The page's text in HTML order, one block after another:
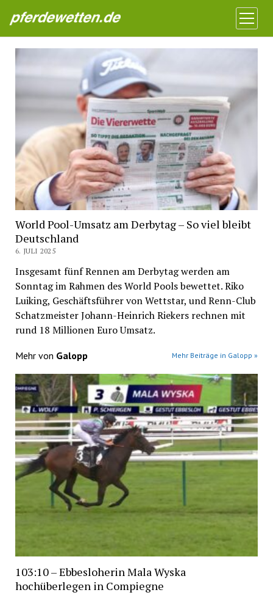
Pferdewetten News
Menü
öffnen
World Pool-Umsatz am Derbytag – So viel bleibt
Deutschland
6. JULI 2025
Insgesamt fünf Rennen am Derbytag werden am
Sonntag im Rahmen des World Pools bewettet. Riko
Luiking, Geschäftsführer von Wettstar, und Renn-Club
Schatzmeister Johann-Heinrich Riekers rechnen mit
rund 18 Millionen Euro Umsatz.
Mehr von Galopp Mehr Beiträge in Galopp »
103:10 – Ebbesloherin Mala Wyska
hochüberlegen in Compiegne